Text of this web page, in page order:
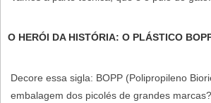
O HERÓI DA HISTÓRIA: O PLÁSTICO
Decore essa sigla: BOPP (Polipropileno
embalagem dos picolés de grandes